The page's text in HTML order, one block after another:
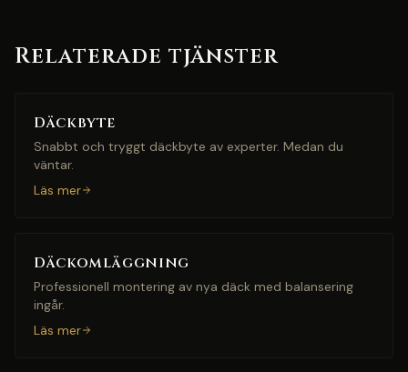
Relaterade tjänster
Däckbyte
Snabbt och tryggt däckbyte av experter. Medan du
väntar.
Läs mer
Däckomläggning
Professionell montering av nya däck med balansering
ingår.
Läs mer